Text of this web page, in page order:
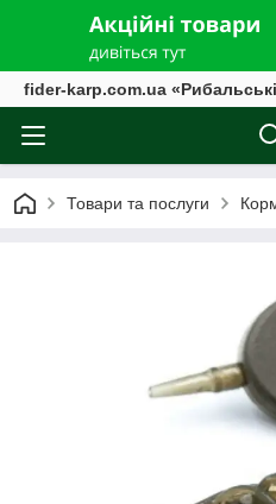
fider-karp.com.ua
Товари та послуги